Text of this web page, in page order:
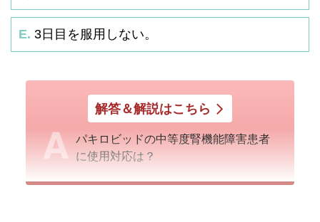
E. 3日目を服用しない。
解答＆解説はこちら
パキロビッドの中等度腎機能障害患者
に使用対応は？